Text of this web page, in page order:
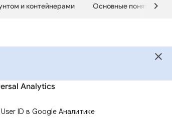
и контейнерами Основные понятия и
Analytics
User ID в Google Аналитике